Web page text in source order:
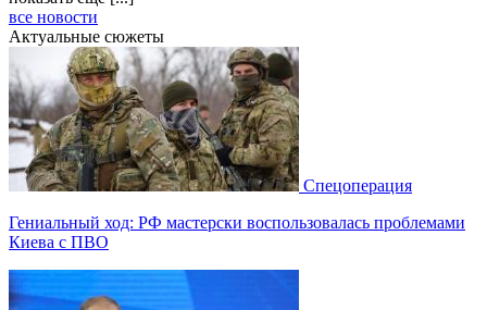
все новости
Актуальные сюжеты
Спецоперация
Гениальный ход: РФ мастерски воспользовалась проблемами
Киева с ПВО